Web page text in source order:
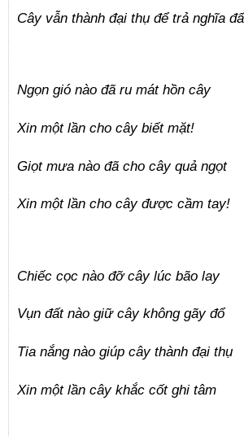
Cây vẫn thành đại thụ để trả nghĩa
Ngọn gió nào đã ru mát hồn cây
Xin một lần cho cây biết mặt!
Giọt mưa nào đã cho cây quả ngọt
Xin một lần cho cây được cầm tay!
Chiếc cọc nào đỡ cây lúc bão lay
Vụn đất nào giữ cây không gãy đổ
Tia nắng nào giúp cây thành đại thụ
Xin một lần cây khắc cốt ghi tâm